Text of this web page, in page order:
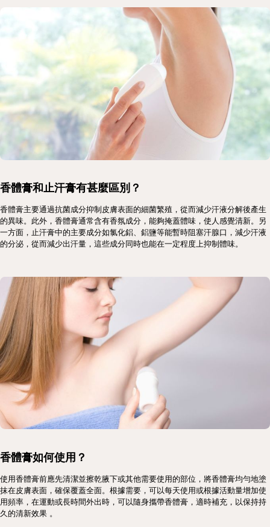
香體膏和止汗膏有甚麼區別？
香體膏主要通過抗菌成分抑制皮膚表面的細菌繁殖，從而減少汗液分解後產生
的異味。此外，香體膏通常含有香氛成分，能夠掩蓋體味，使人感覺清新。另
一方面，止汗膏中的主要成分如氯化鋁、鋁鹽等能暫時阻塞汗腺口，減少汗液
的分泌，從而減少出汗量，這些成分同時也能在一定程度上抑制體味。
香體膏如何使用？
使用香體膏前應先清潔並擦乾腋下或其他需要使用的部位，將香體膏均勻地塗
抹在皮膚表面，確保覆蓋全面。根據需要，可以每天使用或根據活動量增加使
用頻率，在運動或長時間外出時，可以隨身攜帶香體膏，適時補充，以保持持
久的清新效果​ 。